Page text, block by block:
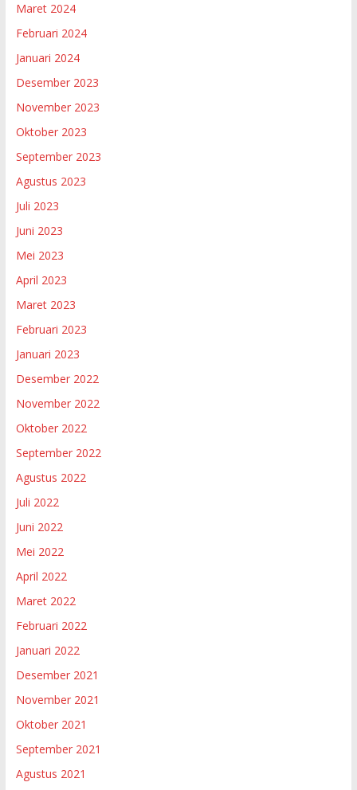
Maret 2024
Februari 2024
Januari 2024
Desember 2023
November 2023
Oktober 2023
September 2023
Agustus 2023
Juli 2023
Juni 2023
Mei 2023
April 2023
Maret 2023
Februari 2023
Januari 2023
Desember 2022
November 2022
Oktober 2022
September 2022
Agustus 2022
Juli 2022
Juni 2022
Mei 2022
April 2022
Maret 2022
Februari 2022
Januari 2022
Desember 2021
November 2021
Oktober 2021
September 2021
Agustus 2021